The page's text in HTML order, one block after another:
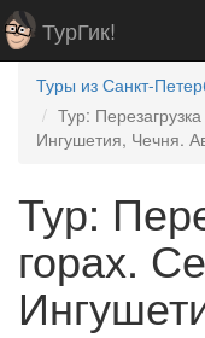
ТурГик!
Туры из Санкт-
Тур:
Ингушетия, Чечня.
Тур:
горах.